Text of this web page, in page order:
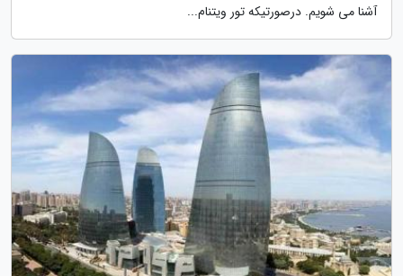
آشنا می شویم. درصورتیکه تور ویتنام...